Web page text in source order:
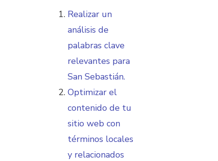
Realizar un
análisis de
palabras clave
relevantes para
San Sebastián.
Optimizar el
contenido de tu
sitio web con
términos locales
y relacionados